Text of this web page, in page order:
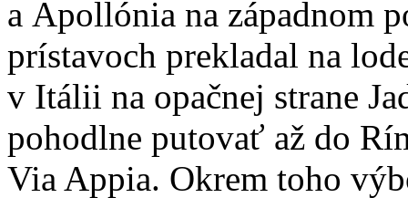
a Apollónia na západnom
prístavoch prekladal na
v Itálii na opačnej strane
pohodlne putovať až do
Via Appia. Okrem toho